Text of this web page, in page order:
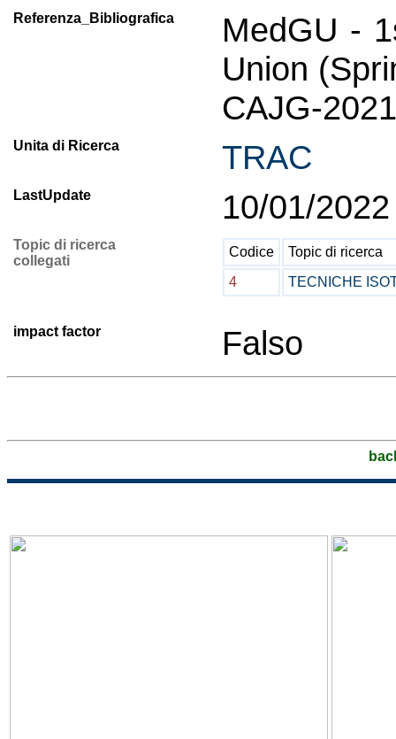
Referenza_Bibliografica
MedGU -
Union
CAJG-
Unita di Ricerca TRAC
LastUpdate 10/01/2022
Topic di ricerca
collegati
Codice
Topic di ricerca
4
TECNICHE
impact factor Falso